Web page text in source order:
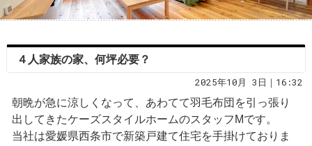
４人家族の家、何坪必要？
2025年10月 3日｜16:32
朝晩が急に涼しくなって、あわてて羽毛布団を引っ張り
出してきたケーズスタイルホームのスタッフMです。
当社は愛媛県西条市で新築戸建て住宅を手掛けておりま